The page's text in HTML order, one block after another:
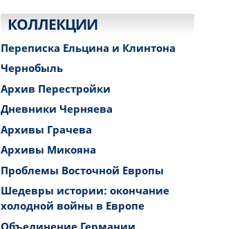
КОЛЛЕКЦИИ
Переписка Ельцина и Клинтона
Чернобыль
Архив Перестройки
Дневники Черняева
Архивы Грачева
Архивы Микояна
Проблемы Восточной Европы
Шедевры истории: окончание
холодной войны в Европе
Объединение Германии